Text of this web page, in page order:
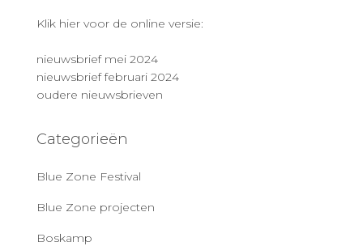
Klik hier voor de online versie:
nieuwsbrief mei 2024
nieuwsbrief februari 2024
oudere nieuwsbrieven
Categorieën
Blue Zone Festival
Blue Zone projecten
Boskamp